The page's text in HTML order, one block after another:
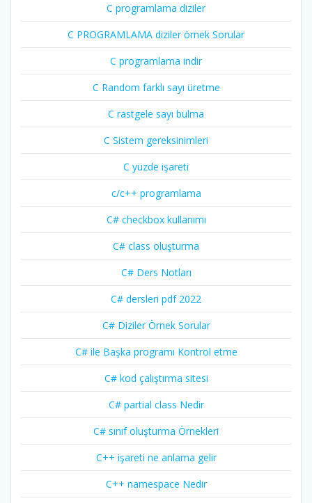
C programlama diziler
C PROGRAMLAMA diziler örnek Sorular
C programlama indir
C Random farklı sayı üretme
C rastgele sayı bulma
C Sistem gereksinimleri
C yüzde işareti
c/c++ programlama
C# checkbox kullanımı
C# class oluşturma
C# Ders Notları
C# dersleri pdf 2022
C# Diziler Örnek Sorular
C# ile Başka programı Kontrol etme
C# kod çalıştırma sitesi
C# partial class Nedir
C# sınıf oluşturma Örnekleri
C++ işareti ne anlama gelir
C++ namespace Nedir